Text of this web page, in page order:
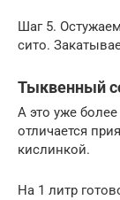
Шаг 5.
сито.
Тыквенный
А это уже
отличается
кислинкой.
На 1 литр